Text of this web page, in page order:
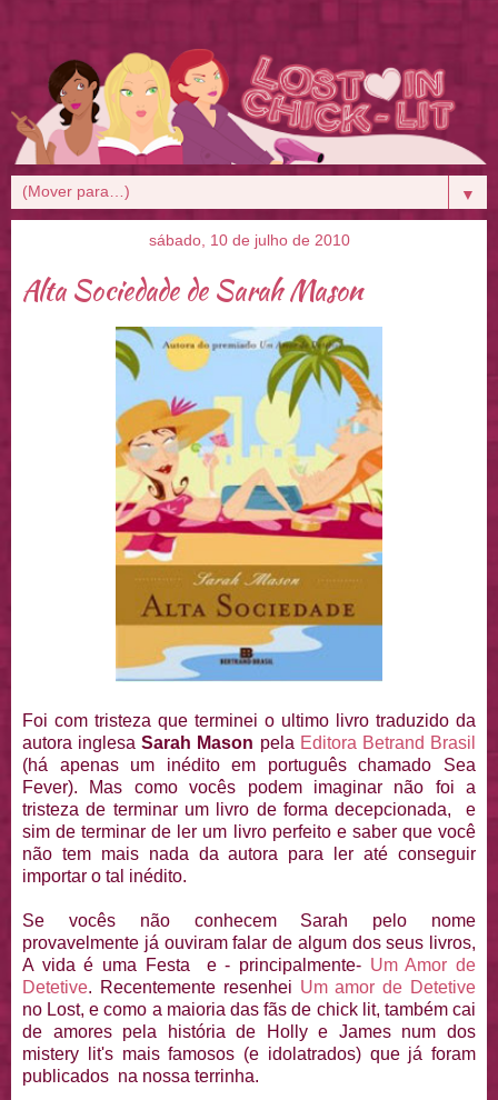
▼
sábado, 10 de julho de 2010
Alta Sociedade de Sarah Mason
Foi com tristeza que terminei o ultimo livro traduzido da
autora inglesaSarah Mason pela Editora Betrand Brasil
(há apenas um inédito em português chamado Sea
Fever). Mas como vocês podem imaginar não foi a
tristeza de terminar um livro de forma decepcionada, e
sim de terminar de ler um livro perfeito e saber que você
não tem mais nada da autora para ler até conseguir
importar o tal inédito.
Se vocês não conhecem Sarah pelo nome
provavelmente já ouviram falar de algum dos seus livros,
A vida é uma Festa e - principalmente- Um Amor de
Detetive. Recentemente resenhei Um amor de Detetive
no Lost, e como a maioria das fãs de chick lit, também cai
de amores pela história de Holly e James num dos
mistery lit's mais famosos (e idolatrados) que já foram
publicados na nossa terrinha.